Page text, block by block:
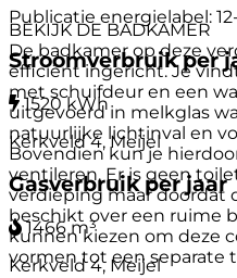
BEKIJK DE BADKAMER
De badkamer op deze
efficiënt ingericht. Je
met schuifdeur en een
uitgevoerd in melkglas
natuurlijke lichtinval en
Bovendien kun je
ventileren. Er is geen
verdieping maar doordat
beschikt over een ruime
kunnen kiezen om deze
vormen tot een separate
Publicatie energielabel:
Stroomverbruik per
1520 kWh
Kerkveld 4, Meijel
Gasverbruik per jaar
1466 m³
Kerkveld 4, Meijel